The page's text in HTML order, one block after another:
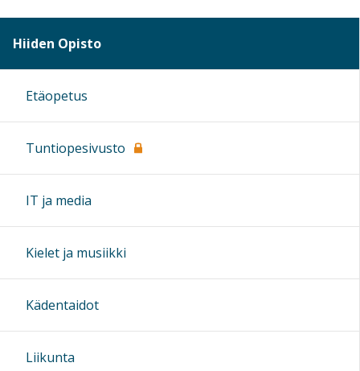
Hiiden Opisto
Etäopetus
Tuntiopesivusto
IT ja media
Kielet ja musiikki
Kädentaidot
Liikunta